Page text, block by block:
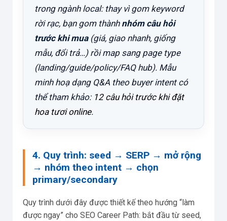
trong ngành local: thay vì gom keyword
rời rạc, bạn gom thành nhóm câu hỏi
trước khi mua(giá, giao nhanh, giống
mẫu, đổi trả…) rồi map sang page type
(landing/guide/policy/FAQ hub). Mẫu
minh hoạ dạng Q&A theo buyer intent có
thể tham khảo: 12 câu hỏi trước khi đặt
hoa tươi online.
4. Quy trình: seed → SERP → mở rộng
→ nhóm theo intent → chọn
primary/secondary
Quy trình dưới đây được thiết kế theo hướng “làm
được ngay” cho SEO Career Path: bắt đầu từ seed,